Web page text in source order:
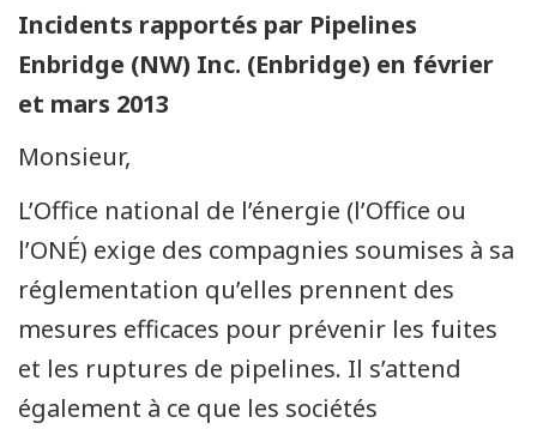
Incidents rapportés par Pipelines
Enbridge (NW) Inc. (Enbridge) en février
et mars 2013
Monsieur,
L’Office national de l’énergie (l’Office ou
l’ONÉ) exige des compagnies soumises à sa
réglementation qu’elles prennent des
mesures efficaces pour prévenir les fuites
et les ruptures de pipelines. Il s’attend
également à ce que les sociétés